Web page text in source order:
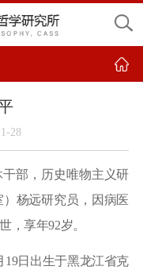
28
部，历史唯物主义研
杨远研究员，因病医
，享年92岁。
19日出生于黑龙江省克